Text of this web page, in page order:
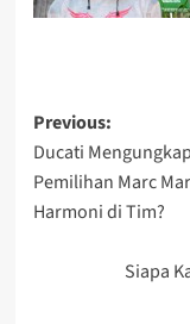
Previous:
Ducati
Pemilihan Marc
Harmoni di Tim?
Siapa